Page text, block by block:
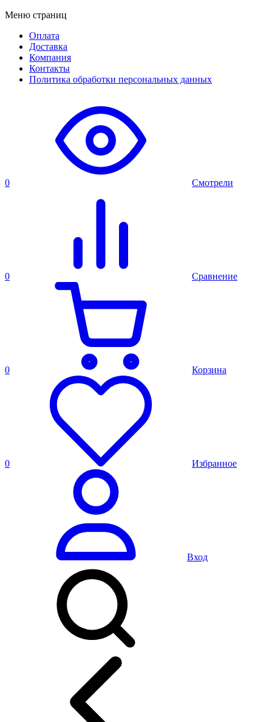
Меню страниц
Оплата
Доставка
Компания
Контакты
Политика обработки персональных данных
0 Смотрели
0 Сравнение
0 Корзина
0 Избранное
Вход